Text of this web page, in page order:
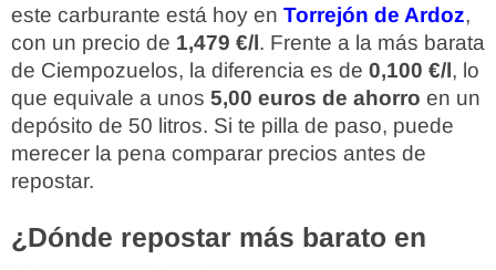
este carburante está hoy en Torrejón de Ardoz,
con un precio de 1,479 €/l. Frente a la más barata
de Ciempozuelos, la diferencia es de 0,100 €/l, lo
que equivale a unos 5,00 euros de ahorro en un
depósito de 50 litros. Si te pilla de paso, puede
merecer la pena comparar precios antes de
repostar.
¿Dónde repostar más barato en